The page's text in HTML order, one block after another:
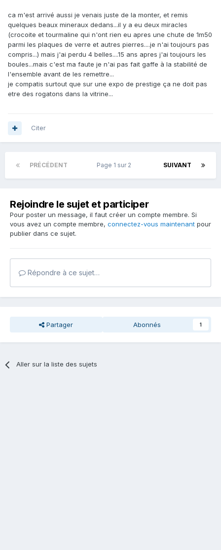
ca m'est arrivé aussi je venais juste de la monter, et remis
quelques beaux mineraux dedans...il y a eu deux miracles
(crocoite et tourmaline qui n'ont rien eu apres une chute de 1m50
parmi les plaques de verre et autres pierres....je n'ai toujours pas
compris...) mais j'ai perdu 4 belles....15 ans apres j'ai toujours les
boules...mais c'est ma faute je n'ai pas fait gaffe à la stabilité de
l'ensemble avant de les remettre...
je compatis surtout que sur une expo de prestige ça ne doit pas
etre des rogatons dans la vitrine...
Citer
PRÉCÉDENT SUIVANT
Page 1 sur 2
Rejoindre le sujet et participer
Pour poster un message, il faut créer un compte membre. Si
vous avez un compte membre, connectez-vous maintenant pour
publier dans ce sujet.
Répondre à ce sujet…
Partager Abonnés 1
Aller sur la liste des sujets